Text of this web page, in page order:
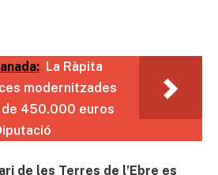
La Ràpita
modernitzades
de 450.000 euros
de les Terres de l’Ebre es